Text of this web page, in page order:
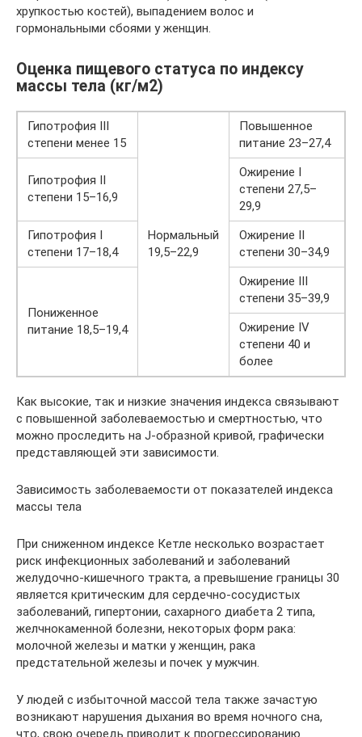
хрупкостью костей), выпадением волос и
гормональными сбоями у женщин.
Оценка пищевого статуса по индексу
массы тела (кг/м2)
Гипотрофия III
степени менее 15
Нормальный
19,5–22,9
Повышенное
питание 23–27,4
Гипотрофия II
степени 15–16,9
Ожирение I
степени 27,5–
29,9
Гипотрофия I
степени 17–18,4
Ожирение II
степени 30–34,9
Пониженное
питание 18,5–19,4
Ожирение III
степени 35–39,9
Ожирение IV
степени 40 и
более
Как высокие, так и низкие значения индекса связывают
с повышенной заболеваемостью и смертностью, что
можно проследить на J-образной кривой, графически
представляющей эти зависимости.
Зависимость заболеваемости от показателей индекса
массы тела
При сниженном индексе Кетле несколько возрастает
риск инфекционных заболеваний и заболеваний
желудочно-кишечного тракта, а превышение границы 30
является критическим для сердечно-сосудистых
заболеваний, гипертонии, сахарного диабета 2 типа,
желчнокаменной болезни, некоторых форм рака:
молочной железы и матки у женщин, рака
предстательной железы и почек у мужчин.
У людей с избыточной массой тела также зачастую
возникают нарушения дыхания во время ночного сна,
что, свою очередь приводит к прогрессированию